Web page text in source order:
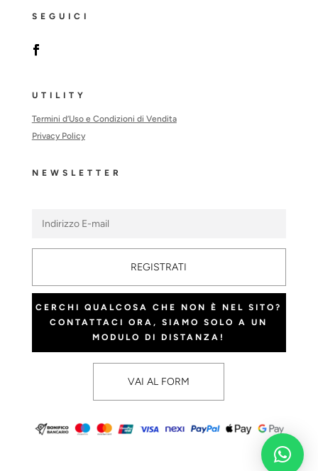
SEGUICI
UTILITY
Termini d’Uso e Condizioni di Vendita
Privacy Policy
NEWSLETTER
REGISTRATI
CERCHI QUALCOSA CHE NON È NEL SITO?
CONTATTACI ORA, SIAMO SOLO A UN
MODULO DI DISTANZA!
VAI AL FORM